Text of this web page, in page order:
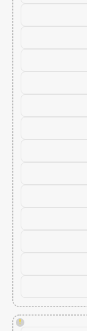
!